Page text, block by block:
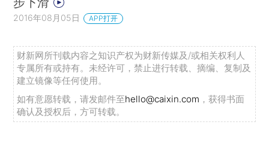
2016年08月05日 APP打开
财新网所刊载内容之知识产权为财新传媒及/或相关权利人
专属所有或持有。未经许可，禁止进行转载、摘编、复制及
建立镜像等任何使用。
如有意愿转载，请发邮件至hello@caixin.com ，获得书面
确认及授权后，方可转载。